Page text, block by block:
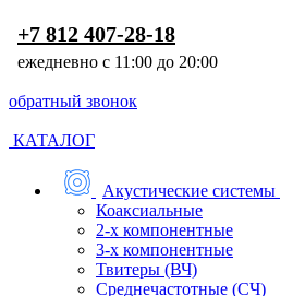
+7 812 407-28-18
ежедневно с 11:00 до 20:00
обратный звонок
КАТАЛОГ
Акустические системы
Коаксиальные
2-х компонентные
3-х компонентные
Твитеры (ВЧ)
Среднечастотные (СЧ)